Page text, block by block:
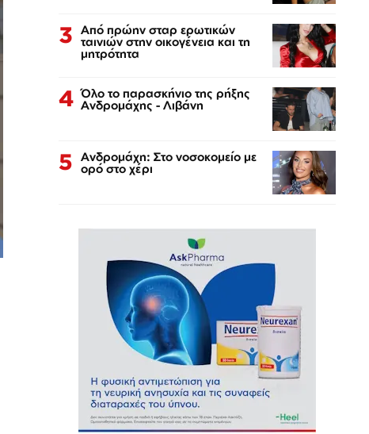
3 Από πρώην σταρ ερωτικών
ταινιών στην οικογένεια και τη
μητρότητα
4 Όλο το παρασκήνιο της ρήξης
Ανδρομάχης - Λιβάνη
5 Ανδρομάχη: Στο νοσοκομείο με
ορό στο χέρι